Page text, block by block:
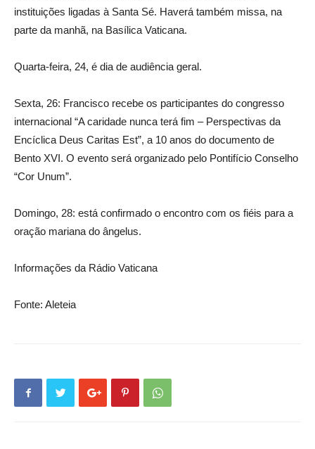
instituições ligadas à Santa Sé. Haverá também missa, na
parte da manhã, na Basílica Vaticana.
Quarta-feira, 24, é dia de audiência geral.
Sexta, 26: Francisco recebe os participantes do congresso
internacional “A caridade nunca terá fim – Perspectivas da
Encíclica Deus Caritas Est”, a 10 anos do documento de
Bento XVI. O evento será organizado pelo Pontifício Conselho
“Cor Unum”.
Domingo, 28: está confirmado o encontro com os fiéis para a
oração mariana do ângelus.
Informações da Rádio Vaticana
Fonte: Aleteia